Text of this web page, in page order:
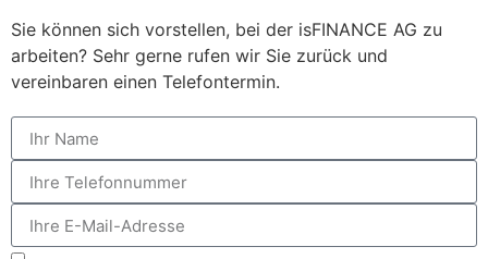
Sie können sich vorstellen, bei der isFINANCE AG zu
arbeiten? Sehr gerne rufen wir Sie zurück und
vereinbaren einen Telefontermin.